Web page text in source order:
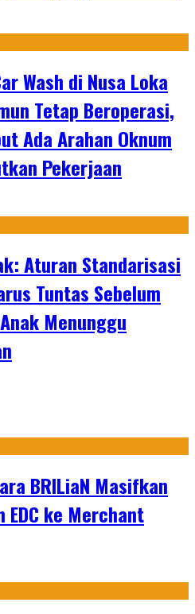
Wash di Nusa Loka
Tetap Beroperasi,
Ada Arahan Oknum
Pekerjaan
Aturan Standarisasi
Tuntas Sebelum
Menunggu
BRILiaN Masifkan
EDC ke Merchant